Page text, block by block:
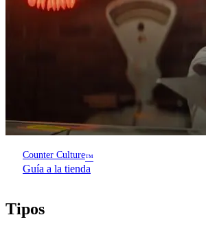
Counter Culture™
Guía a la tienda
Tipos